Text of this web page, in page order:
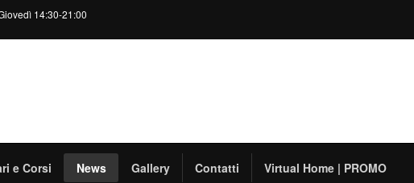
14:30-21:00
e Corsi News Gallery Contatti Virtual Home | PROMO